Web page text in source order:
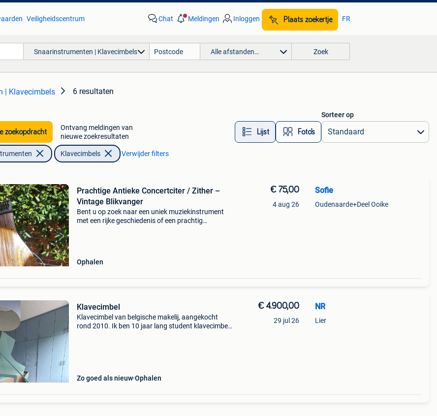
Veiligheidscentrum Chat Meldingen Inloggen Plaats zoekertje FR
Snaarinstrumenten | Klavecimbels Alle afstanden… Zoek
| Klavecimbels 6 resultaten
zoekopdracht
Ontvang meldingen van
nieuwe zoekresultaten
Lijst Foto’s
Sorteer op
Klavecimbels Verwijder filters
Prachtige Antieke Concertciter / Zither –
Vintage Blikvanger
Bent u op zoek naar een uniek muziekinstrument
met een rijke geschiedenis of een prachtig
Ophalen
€ 75,00
4 aug 26
Sofie
Oudenaarde+Deel Ooike
Klavecimbel
Klavecimbel van belgische makelij, aangekocht
rond 2010. Ik ben 10 jaar lang student klavecimbel
Zo goed als nieuw Ophalen
€ 4.900,00
29 jul 26
NR
Lier